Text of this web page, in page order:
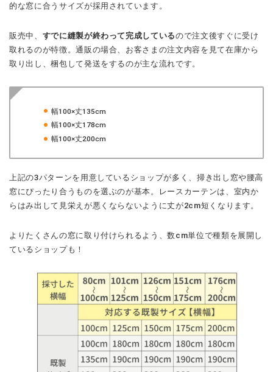
的な窓に合うサイズが採用されています。
販売中、 すでに縫製が終わって完成しているので注文後すぐに受け
取れるのが特徴。通販の場合、お客さまの注文内容を見て在庫から
取り出し、梱包して発送をするのが主な流れです。
幅100×丈135cm
幅100×丈178cm
幅100×丈200cm
上記の3パターンを用意しているショップが多く、掃き出し窓や腰高
窓にぴったり合うものを選ぶのが基本。レースカーテンは、室内か
らはみ出して見栄えが悪くならないように丈が2cm短くなります。
よりたくさんの窓に取り付けられるよう、数cm単位で種類を展開し
ているショップも！